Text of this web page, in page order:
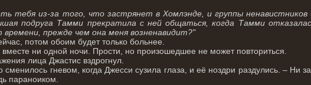
тебя из-за того, что застрянет в Хомлэнде, и группы
подруга Тамми прекратила с ней общаться, когда Тамми
времени, прежде чем она меня возненавидит?"
потом обоим будет только больнее.
ни одной ночи. Прости, но произошедшее не может повториться.
лица Джастис вздрогнул.
гневом, когда Джесси сузила глаза, и её ноздри раздулись. – Ни
параноиком.